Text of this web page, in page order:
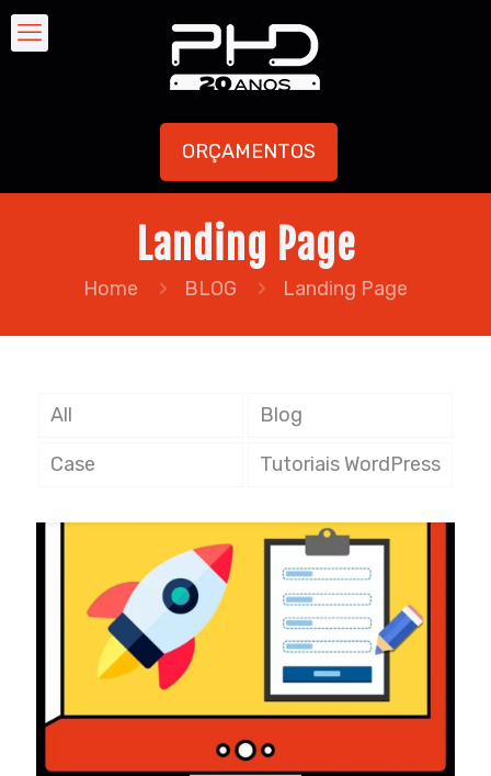
ORÇAMENTOS
Landing Page
Home BLOG Landing Page
All Blog
Case Tutoriais WordPress